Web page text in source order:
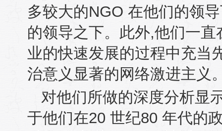
多较大的NGO 在他们的领
的领导之下。此外,他们一直
业的快速发展的过程中充当
治意义显著的网络激进主义
对他们所做的深度分析显
于他们在20 世纪80 年代的